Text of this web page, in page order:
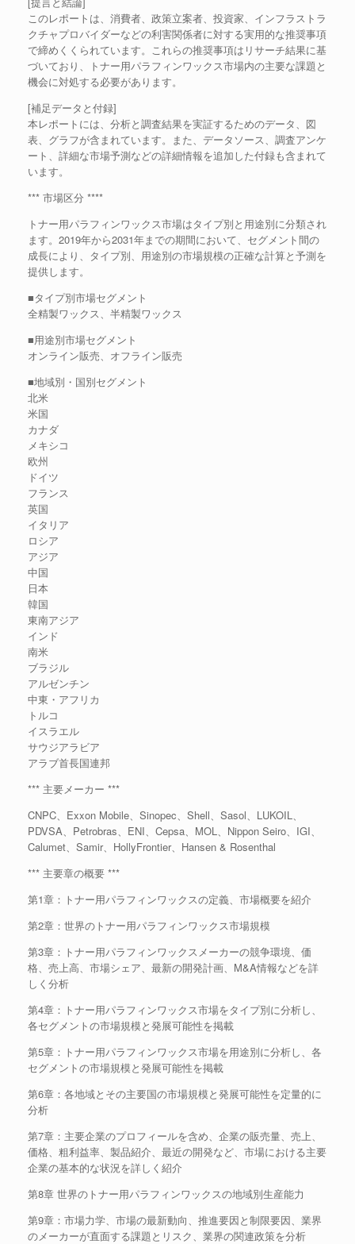
このレポートは、消費者、政策立案者、投資家、インフラストラ
クチャプロバイダーなどの利害関係者に対する実用的な推奨事項
で締めくくられています。これらの推奨事項はリサーチ結果に基
づいており、トナー用パラフィンワックス市場内の主要な課題と
機会に対処する必要があります。
[補足データと付録]
本レポートには、分析と調査結果を実証するためのデータ、図
表、グラフが含まれています。また、データソース、調査アンケ
ート、詳細な市場予測などの詳細情報を追加した付録も含まれて
います。
*** 市場区分 ****
トナー用パラフィンワックス市場はタイプ別と用途別に分類され
ます。2019年から2031年までの期間において、セグメント間の
成長により、タイプ別、用途別の市場規模の正確な計算と予測を
提供します。
■タイプ別市場セグメント
全精製ワックス、半精製ワックス
■用途別市場セグメント
オンライン販売、オフライン販売
■地域別・国別セグメント
北米
米国
カナダ
メキシコ
欧州
ドイツ
フランス
英国
イタリア
ロシア
アジア
中国
日本
韓国
東南アジア
インド
南米
ブラジル
アルゼンチン
中東・アフリカ
トルコ
イスラエル
サウジアラビア
アラブ首長国連邦
*** 主要メーカー ***
CNPC、Exxon Mobile、Sinopec、Shell、Sasol、LUKOIL、
PDVSA、Petrobras、ENI、Cepsa、MOL、Nippon Seiro、IGI、
Calumet、Samir、HollyFrontier、Hansen & Rosenthal
*** 主要章の概要 ***
第1章：トナー用パラフィンワックスの定義、市場概要を紹介
第2章：世界のトナー用パラフィンワックス市場規模
第3章：トナー用パラフィンワックスメーカーの競争環境、価
格、売上高、市場シェア、最新の開発計画、M&A情報などを詳
しく分析
第4章：トナー用パラフィンワックス市場をタイプ別に分析し、
各セグメントの市場規模と発展可能性を掲載
第5章：トナー用パラフィンワックス市場を用途別に分析し、各
セグメントの市場規模と発展可能性を掲載
第6章：各地域とその主要国の市場規模と発展可能性を定量的に
分析
第7章：主要企業のプロフィールを含め、企業の販売量、売上、
価格、粗利益率、製品紹介、最近の開発など、市場における主要
企業の基本的な状況を詳しく紹介
第8章 世界のトナー用パラフィンワックスの地域別生産能力
第9章：市場力学、市場の最新動向、推進要因と制限要因、業界
のメーカーが直面する課題とリスク、業界の関連政策を分析